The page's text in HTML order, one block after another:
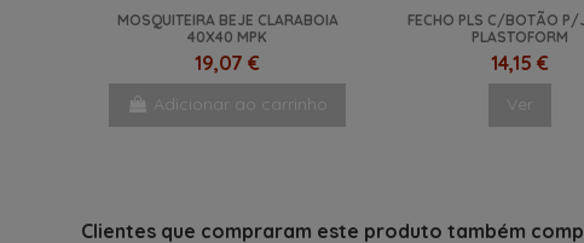
MOSQUITEIRA BEJE CLARABOIA
40X40 MPK
19,07 €
Adicionar ao carrinho
FECHO PLS C/BOTÃO P/
PLASTOFORM
14,15 €
Ver
Clientes que compraram este produto também